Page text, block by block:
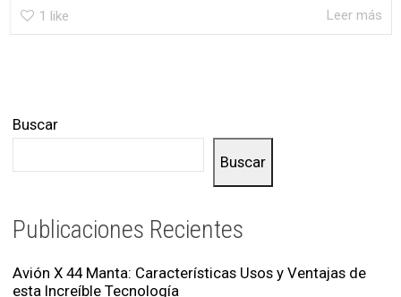
1 like Leer más
Buscar
Buscar
Publicaciones Recientes
Avión X 44 Manta: Características Usos y Ventajas de
esta Increíble Tecnología